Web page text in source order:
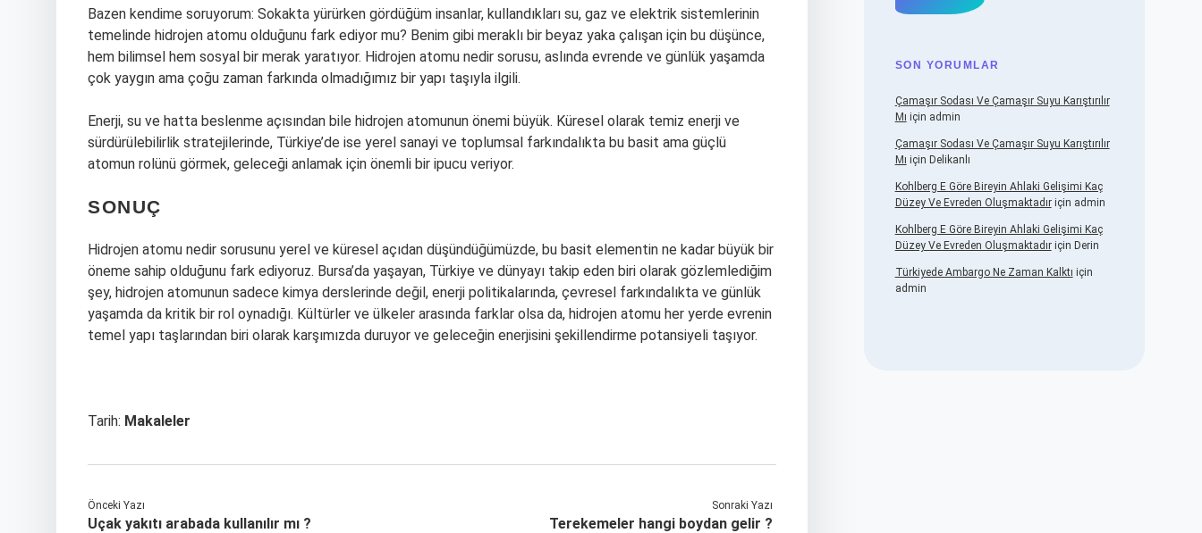
Bazen kendime soruyorum: Sokakta yürürken gördüğüm insanlar, kullandıkları su, gaz ve elektrik sistemlerinin
temelinde hidrojen atomu olduğunu fark ediyor mu? Benim gibi meraklı bir beyaz yaka çalışan için bu düşünce,
hem bilimsel hem sosyal bir merak yaratıyor. Hidrojen atomu nedir sorusu, aslında evrende ve günlük yaşamda
çok yaygın ama çoğu zaman farkında olmadığımız bir yapı taşıyla ilgili.
Enerji, su ve hatta beslenme açısından bile hidrojen atomunun önemi büyük. Küresel olarak temiz enerji ve
sürdürülebilirlik stratejilerinde, Türkiye’de ise yerel sanayi ve toplumsal farkındalıkta bu basit ama güçlü
atomun rolünü görmek, geleceği anlamak için önemli bir ipucu veriyor.
SONUÇ
Hidrojen atomu nedir sorusunu yerel ve küresel açıdan düşündüğümüzde, bu basit elementin ne kadar büyük bir
öneme sahip olduğunu fark ediyoruz. Bursa’da yaşayan, Türkiye ve dünyayı takip eden biri olarak gözlemlediğim
şey, hidrojen atomunun sadece kimya derslerinde değil, enerji politikalarında, çevresel farkındalıkta ve günlük
yaşamda da kritik bir rol oynadığı. Kültürler ve ülkeler arasında farklar olsa da, hidrojen atomu her yerde evrenin
temel yapı taşlarından biri olarak karşımızda duruyor ve geleceğin enerjisini şekillendirme potansiyeli taşıyor.
Tarih: Makaleler
Önceki Yazı
Uçak yakıtı arabada kullanılır mı ?
Sonraki Yazı
Terekemeler hangi boydan gelir ?
SON YORUMLAR
Çamaşır Sodası Ve Çamaşır Suyu Karıştırılır
Mı için admin
Çamaşır Sodası Ve Çamaşır Suyu Karıştırılır
Mı için Delikanlı
Kohlberg E Göre Bireyin Ahlaki Gelişimi Kaç
Düzey Ve Evreden Oluşmaktadıriçin admin
Kohlberg E Göre Bireyin Ahlaki Gelişimi Kaç
Düzey Ve Evreden Oluşmaktadıriçin Derin
Türkiyede Ambargo Ne Zaman Kalktı için
admin